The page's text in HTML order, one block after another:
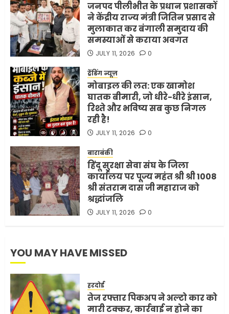
3 JUNE 1, 2026 0
4
अमेरिका ने फिर से ईरान को युद्ध
समाप्त करने के लिए भेजी अपनी 5
MAY 18, 2026
5
भारत-अमेरिका व्यापार समझौता
ट्रंप ने किया एलान
FEBRUARY 3, 2026
जनपद पीलीभीत के प्रधान प्रशासकों
ने केंद्रीय राज्य मंत्री जितिन प्रसाद से
मुलाकात कर बंगाली समुदाय की
समस्याओं से कराया अवगत
JULY 11, 2026 0
ट्रेंडिंग न्यूज़
मोबाइल की लत: एक खामोश
घातक बीमारी, जो धीरे-धीरे इंसान,
रिश्ते और भविष्य सब कुछ निगल
रही है!
JULY 11, 2026 0
बाराबंकी
हिंदू सुरक्षा सेवा संघ के जिला
कार्यालय पर पूज्य महंत श्री श्री 1008
श्री संतराम दास जी महाराज को
श्रद्धांजलि
JULY 11, 2026 0
YOU MAY HAVE MISSED
हरदोई
तेज रफ्तार पिकअप ने अल्टो कार को
मारी टक्कर, कार्रवाई न होने का